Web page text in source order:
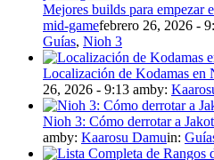
Mejores builds para empezar
mid-gamefebrero 26, 2026 -
Guías, Nioh 3
Localización de Kodamas en
26, 2026 - 9:13 amby:
Nioh 3: Cómo derrotar a
amby: Kaarosu Damuin: